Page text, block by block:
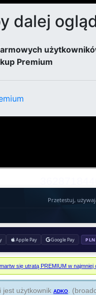
Przetestuj,
Apple Pay Google Pay PLN
się utratą PREMIUM w najmniej
jest użytkownik adko .